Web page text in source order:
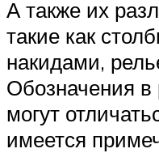
А также их
такие как
накидами,
Обозначения
могут
имеется